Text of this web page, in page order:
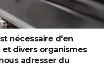
nécessaire d'en
divers organismes
adresser du